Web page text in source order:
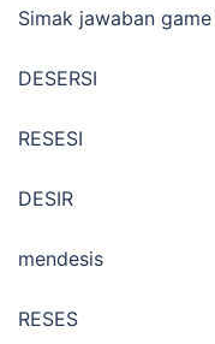
Simak jawaban
DESERSI
RESESI
DESIR
mendesis
RESES